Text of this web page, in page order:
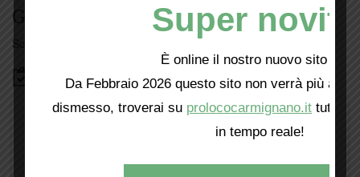
Giorno per giorno a Carmignano
Scopri tutti gli eventi
Bacheca
Super
È online il nostro nuovo sito web!
Da Febbraio 2026 questo sito non verrà più
dismesso, troverai su prolococarmignano.it tutti i
in tempo reale!